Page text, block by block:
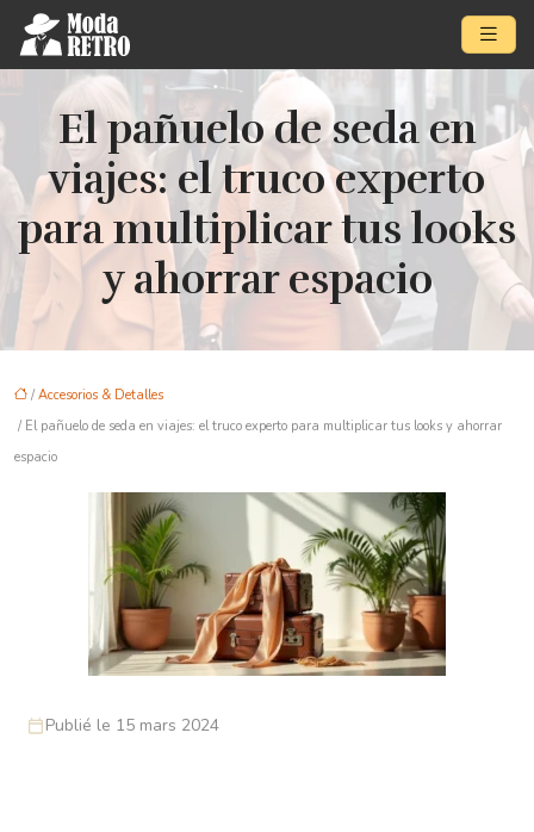
El pañuelo de seda en
viajes: el truco experto
para multiplicar tus looks
y ahorrar espacio
/ Accesorios & Detalles
/ El pañuelo de seda en viajes: el truco experto para multiplicar tus looks y ahorrar
espacio
Publié le 15 mars 2024